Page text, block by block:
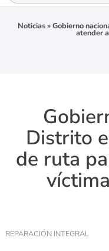
Noticias»Gobierno
atender
Distrito
de ruta
REPARACIÓN INTEGRAL